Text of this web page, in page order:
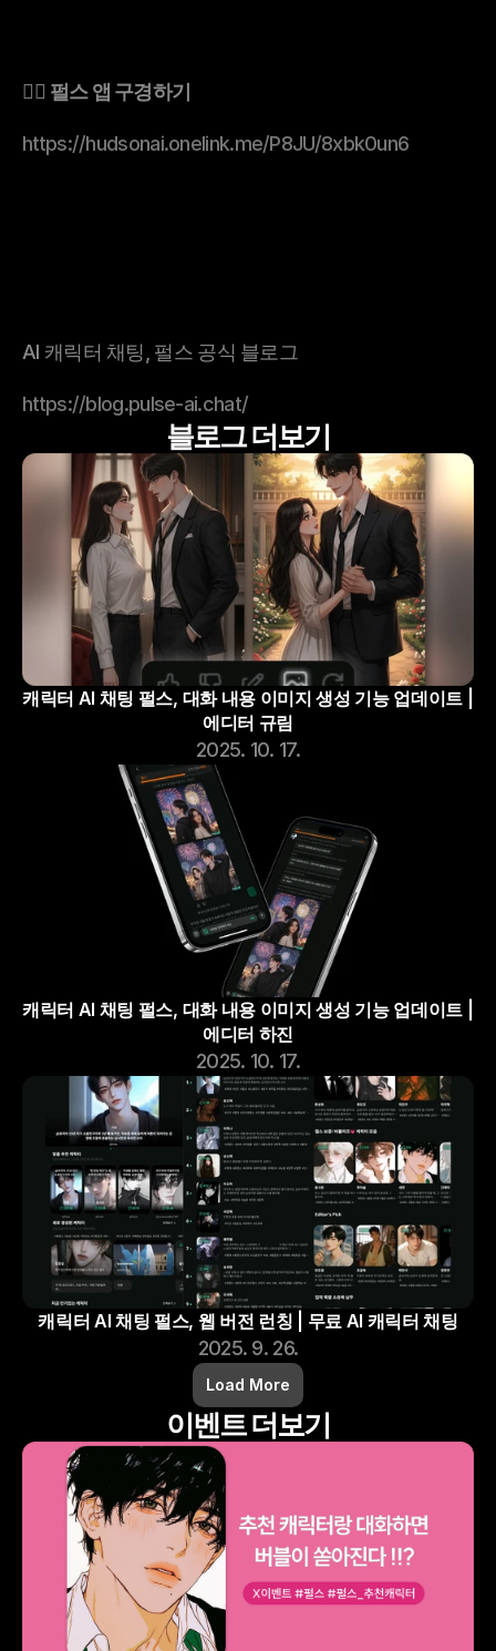
👉🏻 펄스 앱 구경하기
https://hudsonai.onelink.me/P8JU/8xbk0un6
AI 캐릭터 채팅, 펄스 공식 블로그
https://blog.pulse-ai.chat/
블로그 더보기
캐릭터 AI 채팅 펄스, 대화 내용 이미지 생성 기능 업데이트 |
에디터 규림
2025. 10. 17.
캐릭터 AI 채팅 펄스, 대화 내용 이미지 생성 기능 업데이트 |
에디터 하진
2025. 10. 17.
캐릭터 AI 채팅 펄스, 웹 버전 런칭 | 무료 AI 캐릭터 채팅
2025. 9. 26.
Load More
이벤트 더보기